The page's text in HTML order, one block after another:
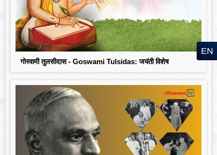
गोस्वामी तुलसीदास - Goswami Tulsidas: जयंती विशेष
EN